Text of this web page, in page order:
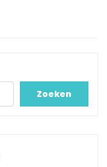
Zoeken